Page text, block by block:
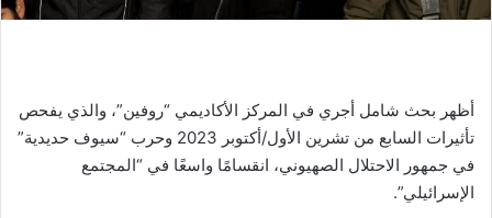
أظهر بحث شامل أجري في المركز الأكاديمي “روفين”، والذي يفحص
تأثيرات السابع من تشرين الأول/أكتوبر 2023 وحرب “سيوف حديدية”
في جمهور الاحتلال الصهيوني، انقسامًا واسعًا في “المجتمع
الإسرائيلي”.